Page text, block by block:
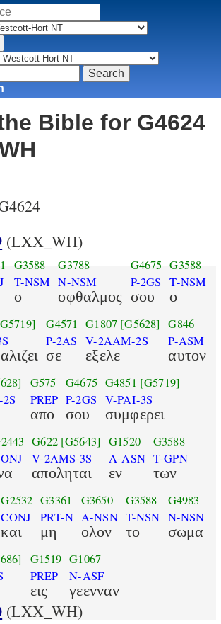
Bible for G4624
(LXX_WH)
G3588
T-NSM
ο
G3788
N-NSM
οφθαλμος
G4675
P-2GS
σου
G3588
T-NSM
ο
G4571
P-2AS
σε
G1807 [G5628]
V-2AAM-2S
εξελε
G846
P-ASM
αυτον
G575
PREP
απο
G4675
P-2GS
σου
G4851 [G5719]
V-PAI-3S
συμφερει
G622 [G5643]
V-2AMS-3S
αποληται
G1520
A-ASN
εν
G3588
T-GPN
των
G2532
CONJ
και
G3361
PRT-N
μη
G3650
A-NSN
ολον
G3588
T-NSN
το
G4983
N-NSN
σωμα
G1519
PREP
εις
G1067
N-ASF
γεενναν
(LXX_WH)